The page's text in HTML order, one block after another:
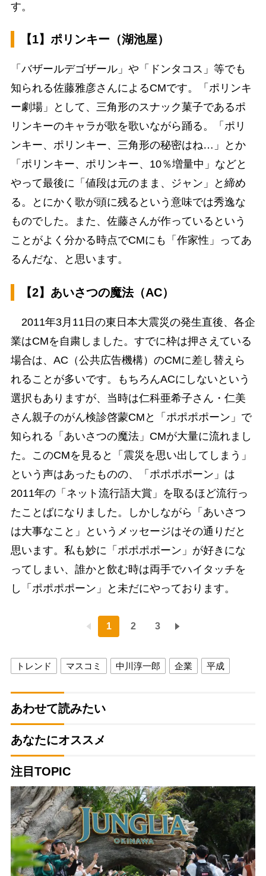
す。
【1】ポリンキー（湖池屋）
「バザールデゴザール」や「ドンタコス」等でも
知られる佐藤雅彦さんによるCMです。「ポリンキ
ー劇場」として、三角形のスナック菓子であるポ
リンキーのキャラが歌を歌いながら踊る。「ポリ
ンキー、ポリンキー、三角形の秘密はね…」とか
「ポリンキー、ポリンキー、10％増量中」などと
やって最後に「値段は元のまま、ジャン」と締め
る。とにかく歌が頭に残るという意味では秀逸な
ものでした。また、佐藤さんが作っているという
ことがよく分かる時点でCMにも「作家性」ってあ
るんだな、と思います。
【2】あいさつの魔法（AC）
2011年3月11日の東日本大震災の発生直後、各企
業はCMを自粛しました。すでに枠は押さえている
場合は、AC（公共広告機構）のCMに差し替えら
れることが多いです。もちろんACにしないという
選択もありますが、当時は仁科亜希子さん・仁美
さん親子のがん検診啓蒙CMと「ポポポポーン」で
知られる「あいさつの魔法」CMが大量に流れまし
た。このCMを見ると「震災を思い出してしまう」
という声はあったものの、「ポポポポーン」は
2011年の「ネット流行語大賞」を取るほど流行っ
たことばになりました。しかしながら「あいさつ
は大事なこと」というメッセージはその通りだと
思います。私も妙に「ポポポポーン」が好きにな
ってしまい、誰かと飲む時は両手でハイタッチを
し「ポポポポーン」と未だにやっております。
1 2 3
トレンド マスコミ 中川淳一郎 企業 平成
あわせて読みたい
あなたにオススメ
注目TOPIC